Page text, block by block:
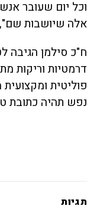
וכל יום שעובר
אלה שיושבות שם",
ח"כ סילמן הגיבה
דרמטיות וריקות
נפש תהיה כתובת
תגיות